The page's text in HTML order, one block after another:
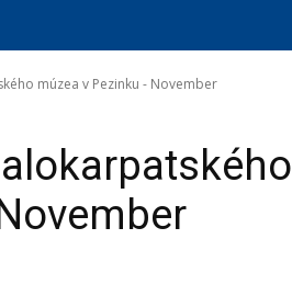
múzea v Pezinku - November